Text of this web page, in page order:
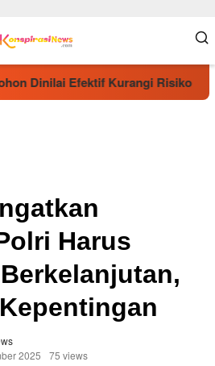
Efektif Kurangi Risiko Karhutla
Harus
2025
75 views